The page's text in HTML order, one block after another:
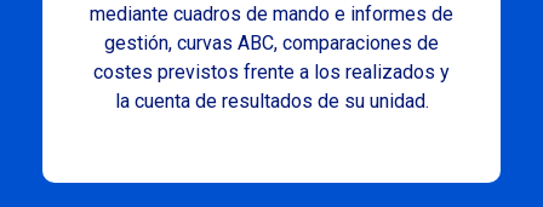
mediante cuadros de mando e informes de
gestión, curvas ABC, comparaciones de
costes previstos frente a los realizados y
la cuenta de resultados de su unidad.